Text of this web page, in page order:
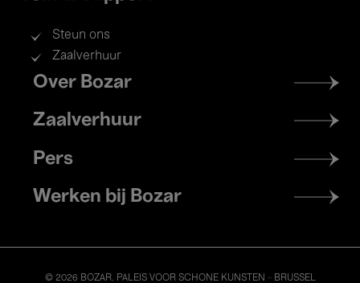
Steun ons
Zaalverhuur
Footer
menu
Over Bozar
Zaalverhuur
Pers
Werken bij Bozar
© 2026 BOZAR. PALEIS VOOR SCHONE KUNSTEN - BRUSSEL